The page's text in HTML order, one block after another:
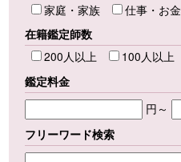
家庭・家族
仕事・お金
在籍鑑定師数
200人以上
100人以上
鑑定料金
円～
フリーワード検索